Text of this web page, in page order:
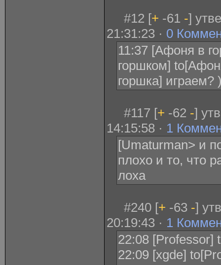
#12 [+ -61 -]
21:31:23 · 0
11:37 [Афоня в
горшком]
горшка] играем?
#117 [+ -62 -]
14:15:58 · 1
[Umaturman> и
плохо и то, что
лоха
#240 [+ -63 -]
20:19:43 · 1
22:08 [Professor]
22:09 [xgde]